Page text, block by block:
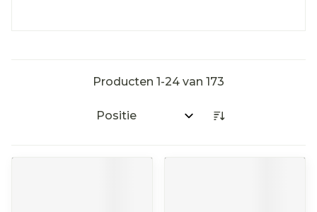
Producten 1-24 van 173
Sorteer op: